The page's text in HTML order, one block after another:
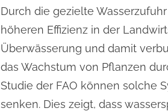
Durch die gezielte
höheren Effizienz in der
Überwässerung und damit
das Wachstum von Pflanzen
Studie der FAO können solche
senken. Dies zeigt, dass